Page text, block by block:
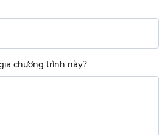
chương trình này?